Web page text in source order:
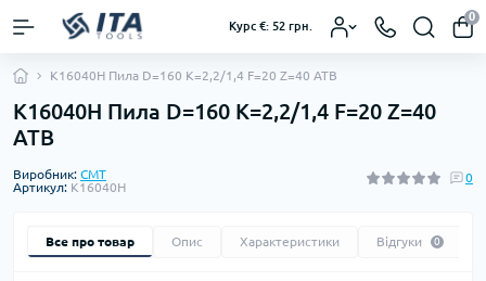
Курс €: 52 грн.
0
K16040H Пила D=160 K=2,2/1,4 F=20 Z=40 ATB
K16040H Пила D=160 K=2,2/1,4 F=20 Z=40
ATB
Виробник: CMT
Артикул: K16040H
0
Все про товар Опис Характеристики Відгуки 0